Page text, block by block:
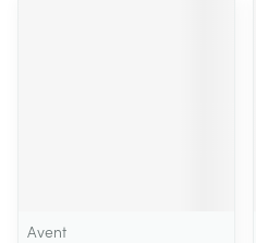
Avent